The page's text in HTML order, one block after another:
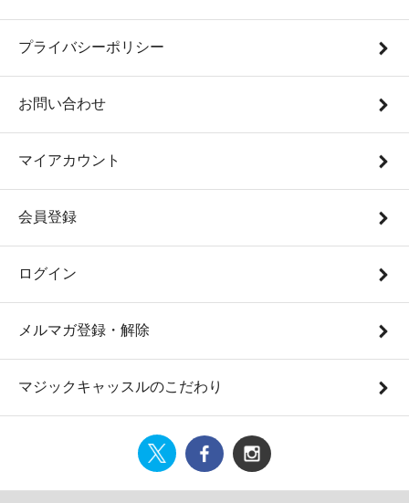
プライバシーポリシー
お問い合わせ
マイアカウント
会員登録
ログイン
メルマガ登録・解除
マジックキャッスルのこだわり